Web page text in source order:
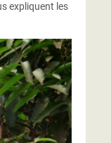
expliquent les
le quartier